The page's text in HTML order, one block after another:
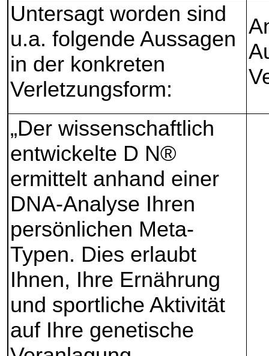
Untersagt worden sind
u.a. folgende Aussagen
in der konkreten
Verletzungsform:
„Der wissenschaftlich
entwickelte D N®
ermittelt anhand einer
DNA-Analyse Ihren
persönlichen Meta-
Typen. Dies erlaubt
Ihnen, Ihre Ernährung
und sportliche Aktivität
auf Ihre genetische